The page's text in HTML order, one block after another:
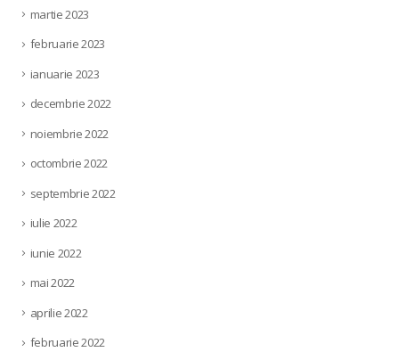
martie 2023
februarie 2023
ianuarie 2023
decembrie 2022
noiembrie 2022
octombrie 2022
septembrie 2022
iulie 2022
iunie 2022
mai 2022
aprilie 2022
februarie 2022